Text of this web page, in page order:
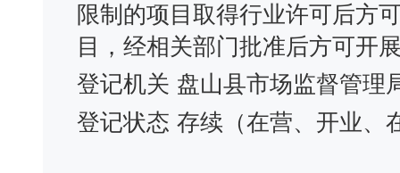
限制的项目取得行业许可后方
目，经相关部门批准后方可开
登记机关 盘山县市场监督管理
登记状态 存续（在营、开业、